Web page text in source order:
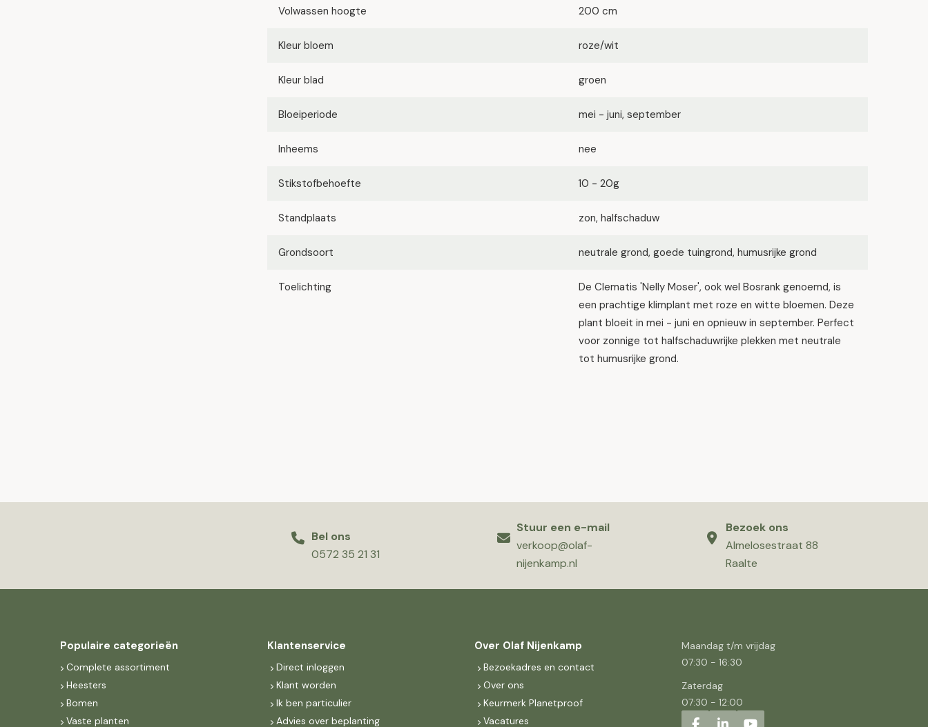
Volwassen hoogte 200 cm
Kleur bloem roze/wit
Kleur blad groen
Bloeiperiode mei - juni, september
Inheems nee
Stikstofbehoefte 10 - 20g
Standplaats zon, halfschaduw
Grondsoort neutrale grond, goede tuingrond, humusrijke grond
Toelichting
De Clematis 'Nelly Moser', ook wel Bosrank genoemd, is
een prachtige klimplant met roze en witte bloemen. Deze
plant bloeit in mei - juni en opnieuw in september. Perfect
voor zonnige tot halfschaduwrijke plekken met neutrale
tot humusrijke grond.
Bel ons
0572 35 21 31
Stuur een e-mail
verkoop@olaf-
nijenkamp.nl
Bezoek ons
Almelosestraat 88
Raalte
Populaire categorieën
Complete assortiment
Heesters
Bomen
Vaste planten
Klantenservice
Direct inloggen
Klant worden
Ik ben particulier
Advies over beplanting
Over Olaf Nijenkamp
Bezoekadres en contact
Over ons
Keurmerk Planetproof
Vacatures
Maandag t/m vrijdag
07:30 - 16:30
Zaterdag
07:30 - 12:00